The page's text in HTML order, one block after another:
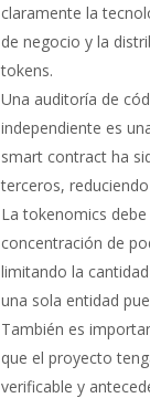
claramente la
de negocio y la
tokens.
Una auditoría de
independiente es
smart contract ha
terceros,
La tokenomics
concentración de
limitando la
una sola entidad
También es
que el proyecto
verificable y